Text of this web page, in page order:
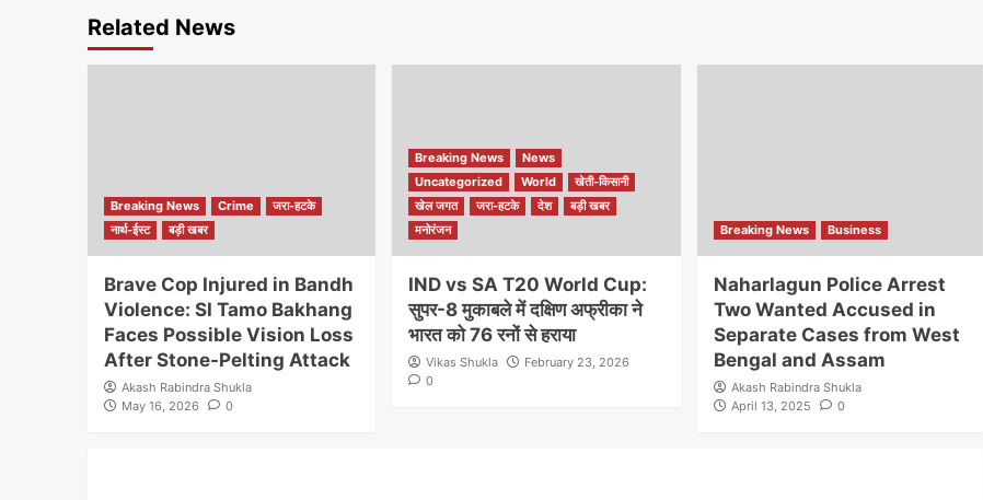
Related News
Breaking News Crime
जरा-हटके
नार्थ-ईस्ट
बड़ी खबर
Brave Cop Injured in Bandh
Violence: SI Tamo Bakhang
Faces Possible Vision Loss
After Stone-Pelting Attack
Akash Rabindra Shukla
May 16, 2026
0
Breaking News
News
Uncategorized
World
खेती-किसानी
खेल जगत
जरा-हटके देश
बड़ी खबर
मनोरंजन
IND vs SA T20 World Cup:
सुपर-8 मुकाबले में दक्षिण अफ्रीका ने
भारत को 76 रनों से हराया
Vikas Shukla
February 23, 2026
0
Breaking News Business
Naharlagun Police Arrest
Two Wanted Accused in
Separate Cases from West
Bengal and Assam
Akash Rabindra Shukla
April 13, 2025
0